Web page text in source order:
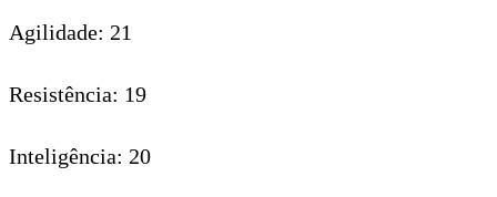
Agilidade: 21
Resistência: 19
Inteligência: 20